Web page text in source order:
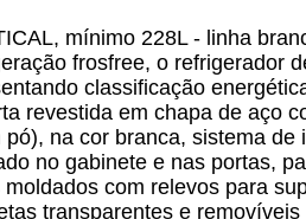
mínimo 228L - linha
frosfree, o refrigerador
classificação
revestida em chapa de aço
na cor branca, sistema
no gabinete e nas portas,
com relevos para
transparentes e